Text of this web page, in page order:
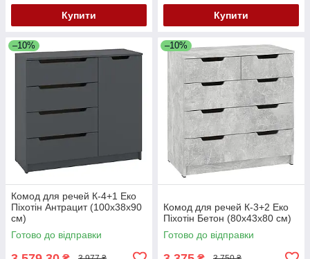
Купити Купити
–10%
Комод для речей К-4+1 Еко
Піхотін Антрацит (100х38х90
см)
Готово до відправки
–10%
Комод для речей К-3+2 Еко
Піхотін Бетон (80х43х80 см)
Готово до відправки